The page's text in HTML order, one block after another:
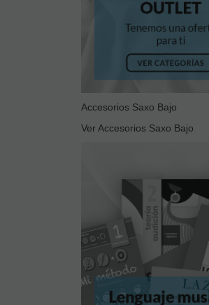
Accesorios Saxo Bajo
Ver Accesorios Saxo Bajo